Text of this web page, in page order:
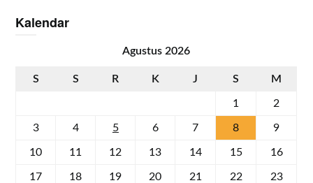
Kalendar
Agustus 2026
S S R K J S M
1 2
3 4 5 6 7 8 9
10 11 12 13 14 15 16
17 18 19 20 21 22 23